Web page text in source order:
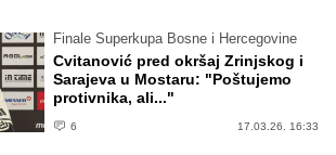
Finale Superkupa Bosne i Hercegovine
Cvitanović pred okršaj Zrinjskog i
Sarajeva u Mostaru: "Poštujemo
protivnika, ali..."
6 17.03.26. 16:33